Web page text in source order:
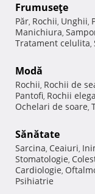
Frumuseţe
Păr, Rochii, Unghii,
Manichiura,
Tratament celulita,
Modă
Rochii, Rochii de
Pantofi, Rochii
Ochelari de soare,
Sănătate
Sarcina, Ceaiuri,
Stomatologie,
Cardiologie,
Psihiatrie